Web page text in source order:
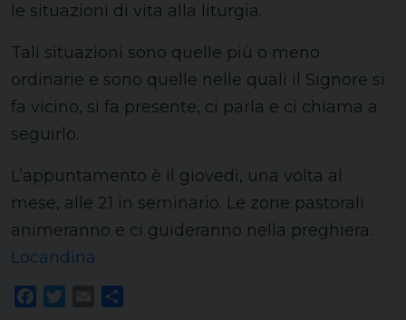
le situazioni di vita alla liturgia.
Tali situazioni sono quelle più o meno
ordinarie e sono quelle nelle quali il Signore si
fa vicino, si fa presente, ci parla e ci chiama a
seguirlo.
L’appuntamento è il giovedì, una volta al
mese, alle 21 in seminario. Le zone pastorali
animeranno e ci guideranno nella preghiera.
Locandina
Facebook
Twitter
Email